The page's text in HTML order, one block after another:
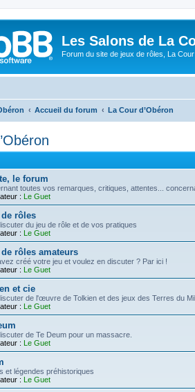
Les Salons de La
Forum du site de jeux de rôles, La Cour
Accueil du forum La Cour d’Obéron
le forum
toutes vos remarques, critiques, attentes...
: Le Guet
rôles
du jeu de rôle et de vos pratiques
: Le Guet
rôles amateurs
créé votre jeu et voulez en discuter ? Par ici !
: Le Guet
et cie
de l'œuvre de Tolkien et des jeux des Terres du
: Le Guet
de Te Deum pour un massacre.
: Le Guet
et légendes préhistoriques
: Le Guet